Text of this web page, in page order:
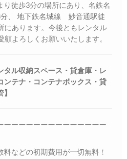
徒歩3分の場所にあり、名鉄名
、 地下鉄名城線 妙音通駅徒
にあります。今後ともレンタル
顧よろしくお願いいたします。
タル収納スペース・貸倉庫・レ
ンテナ・コンテナボックス・ 貸
ーーーーーーーーーーーーーー
などの初期費用が一切無料！